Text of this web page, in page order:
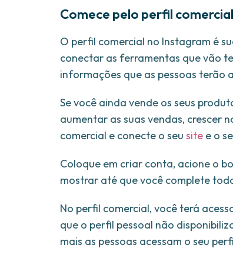
Comece pelo perfil comercial
O perfil comercial no Instagram é
conectar as ferramentas que vão
informações que as pessoas terão
Se você ainda vende os seus
aumentar as suas vendas, crescer
comercial e conecte o seu site e o
Coloque em criar conta, acione o
mostrar até que você complete
No perfil comercial, você terá
que o perfil pessoal não
mais as pessoas acessam o seu